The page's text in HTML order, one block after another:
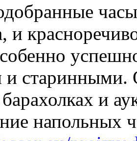
и
старинными.
и
напольных